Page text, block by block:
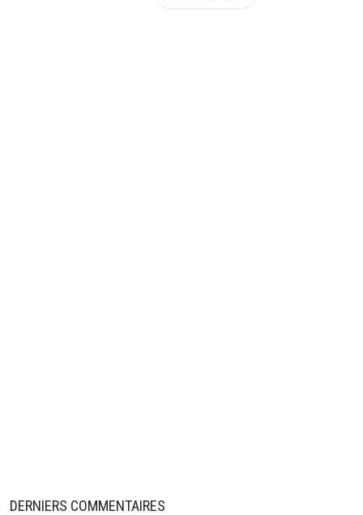
DERNIERS COMMENTAIRES